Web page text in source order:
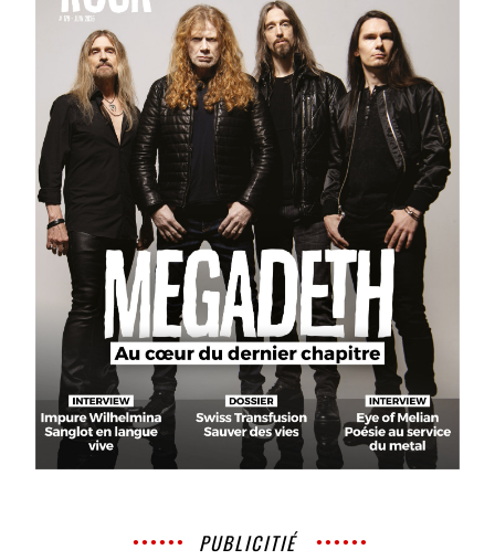
PUBLICITIÉ